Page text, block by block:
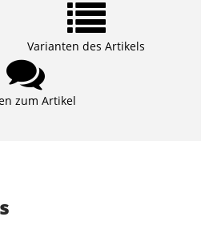
Varianten des Artikels
zum Artikel